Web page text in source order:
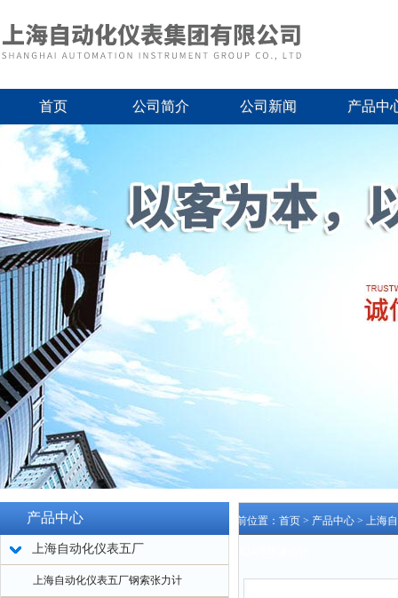
首页 公司简介 公司新闻 产品中
产品中心
上海自动化仪表五厂
上海自动化仪表五厂钢索张力计
当前位置： 首页 > 产品中心 > 上海